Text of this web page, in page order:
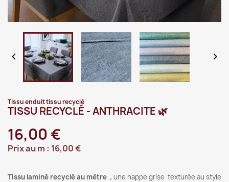
 
Tissu enduit tissu recyclé
TISSU RECYCLÉ - ANTHRACITE 🌿
16,00 €
Prix au m : 16,00 €
Tissu laminé recycléau mètre , une nappe grise texturée au style